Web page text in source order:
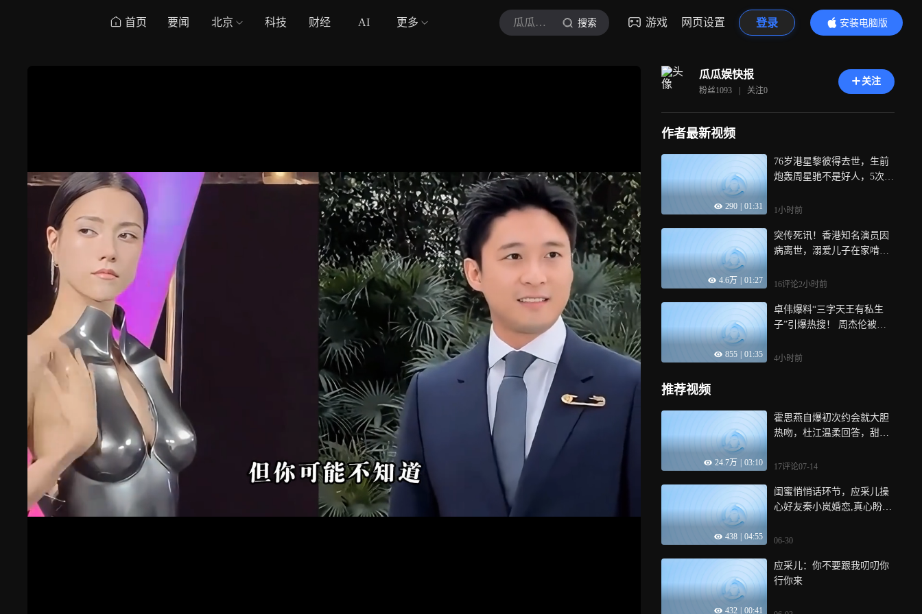
首页 要闻 北京 科技 财经 AI 更多 瓜瓜娱快报 搜索 游戏 网页设置 登录
安装电脑版
内容更精彩
瓜瓜娱快报
粉丝1093 | 关注0
关注
作者最新视频
290 01:31
76岁港星黎彼得去世，生前
炮轰周星驰不是好人，5次合
1小时前
4.6万 01:27
突传死讯！香港知名演员因
病离世，溺爱儿子在家啃老
16评论2小时前
855 01:35
卓伟爆料“三字天王有私生
子”引爆热搜！ 周杰伦被推
“照打”？
4小时前
推荐视频
24.7万 03:10
霍思燕自爆初次约会就大胆
热吻，杜江温柔回答，甜度
17评论07-14
438 04:55
闺蜜悄悄话环节，应采儿操
心好友秦小岚婚恋,真心盼她
06-30
432 00:41
应采儿：你不要跟我叨叨你
行你来